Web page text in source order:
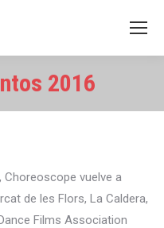
2016
Choreoscope vuelve a
de les Flors, La Caldera,
Films Association